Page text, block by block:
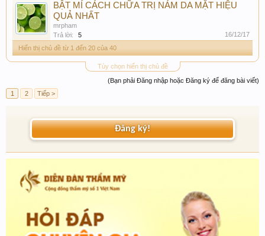
BẬT MÍ CÁCH CHỮA TRỊ NÁM DA MẶT HIỆU
QUẢ NHẤT
mrpham
Trả lời:
5
16/12/17
Hiển thị chủ đề từ 1 đến 20 của 40
Tùy chọn hiển thị chủ đề
(Bạn phải Đăng nhập hoặc Đăng ký để đăng bài viết)
1
2 Tiếp >
Đăng ký!